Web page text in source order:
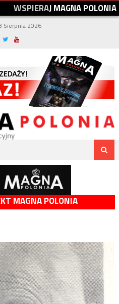
WSPIERAJMAGNAPOLONIA
Sierpnia 2026
MAGNA POLONIA